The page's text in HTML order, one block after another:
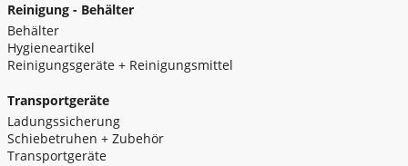
Reinigung - Behälter
Behälter
Hygieneartikel
Reinigungsgeräte + Reinigungsmittel
Transportgeräte
Ladungssicherung
Schiebetruhen + Zubehör
Transportgeräte